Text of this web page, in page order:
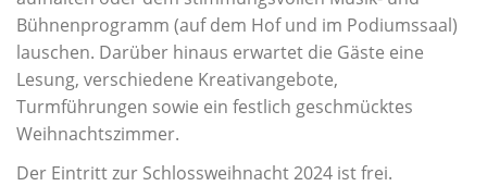
Instrumentenkarussell
Angebote für Menschen mit Handicap
Instrumental- und Vokalausbildung
Tasteninstrumente
Bühnenprogramm (auf dem Hof und im Podiumssaal)
lauschen. Darüber hinaus erwartet die Gäste eine
Lesung, verschiedene Kreativangebote,
Turmführungen sowie ein festlich geschmücktes
Weihnachtszimmer.
Der Eintritt zur Schlossweihnacht 2024 ist frei.